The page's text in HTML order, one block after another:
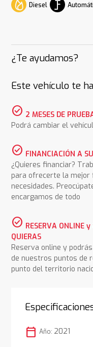
Diesel
¿Te ayudamos?
Este vehículo te
check_circle 2 MESES DE
Podrá cambiar el
check_circle FINANCIACIÓN A
¿Quieres financiar?
para ofrecerte la mejor
necesidades.
encargamos de todo
check_circle RESERVA ONLINE
QUIERAS
Reserva online y
de nuestros puntos de
punto del territorio
calendar_today Año: 2021